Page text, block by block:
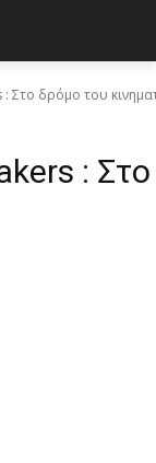
: Στο δρόμο του
: